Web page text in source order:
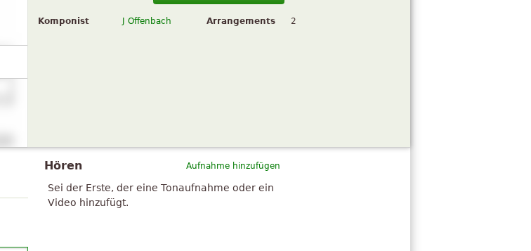
Komponist J Offenbach Arrangements 2
Aufnahme hinzufügen
Hören
Sei der Erste, der eine Tonaufnahme oder ein
Video hinzufügt.